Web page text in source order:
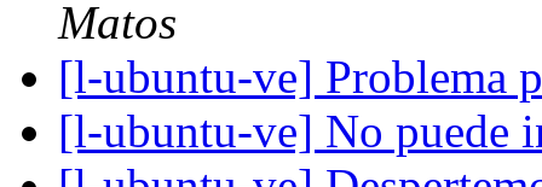
Matos
[l-ubuntu-ve] Problema
[l-ubuntu-ve] No puede